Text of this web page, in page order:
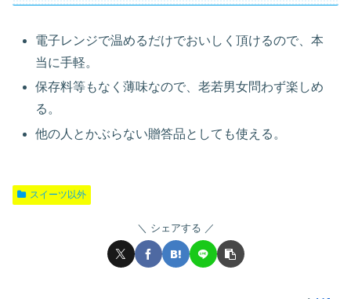
電子レンジで温めるだけでおいしく頂けるので、本
当に手軽。
保存料等もなく薄味なので、老若男女問わず楽しめ
る。
他の人とかぶらない贈答品としても使える。
スイーツ以外
シェアする